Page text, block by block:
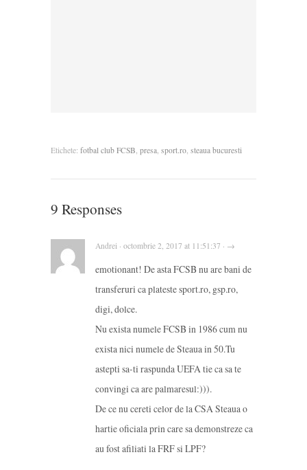
Etichete: fotbal club FCSB, presa, sport.ro, steaua bucuresti
9 Responses
Andrei · octombrie 2, 2017 at 11:51:37 · →
emotionant! De asta FCSB nu are bani de
transferuri ca plateste sport.ro, gsp.ro,
digi, dolce.
Nu exista numele FCSB in 1986 cum nu
exista nici numele de Steaua in 50.Tu
astepti sa-ti raspunda UEFA tie ca sa te
convingi ca are palmaresul:))).
De ce nu cereti celor de la CSA Steaua o
hartie oficiala prin care sa demonstreze ca
au fost afiliati la FRF si LPF?